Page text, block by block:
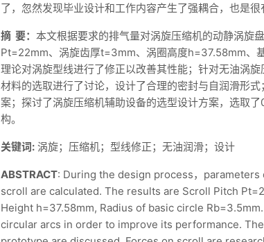
了，忽然发现毕业设计和工作内容产生了强耦合，也是很
摘 要： 本文根据要求的排气量对涡旋压缩机的动静涡旋
Pt=22mm、涡旋齿厚t=3mm、涡圈高度h=37.58mm、
理论对涡旋型线进行了修正以改善其性能；针对无油涡
材料的选取进行了讨论，设计了合理的密封与自润滑形
案；探讨了涡旋压缩机辅助设备的选型设计方案，选取
构。
关键词: 涡旋；压缩机；型线修正；无油润滑；设计
ABSTRACT: During the design process，
scroll are calculated. The results are Scroll Pitch
Height h=37.58mm, Radius of basic circle
circular arcs in order to improve its performance.